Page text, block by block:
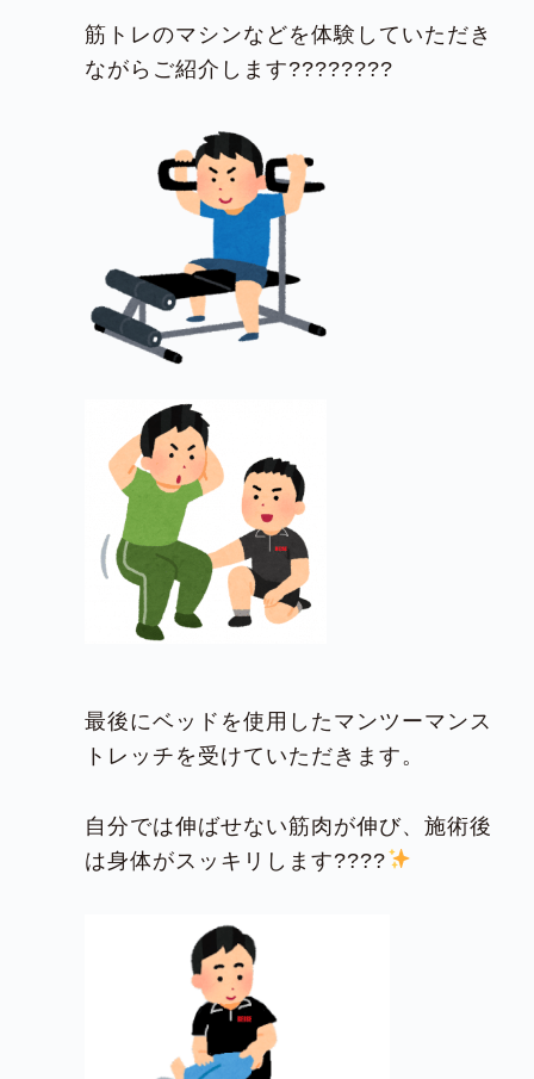
筋トレのマシンなどを体験していただき
ながらご紹介します????????
最後にベッドを使用したマンツーマンス
トレッチを受けていただきます。
自分では伸ばせない筋肉が伸び、施術後
は身体がスッキリします????